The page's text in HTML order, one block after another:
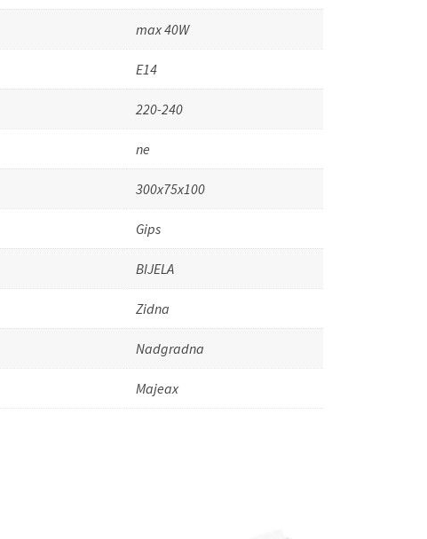
max 40W
E14
220-240
ne
300x75x100
Gips
BIJELA
Zidna
Nadgradna
Majeax